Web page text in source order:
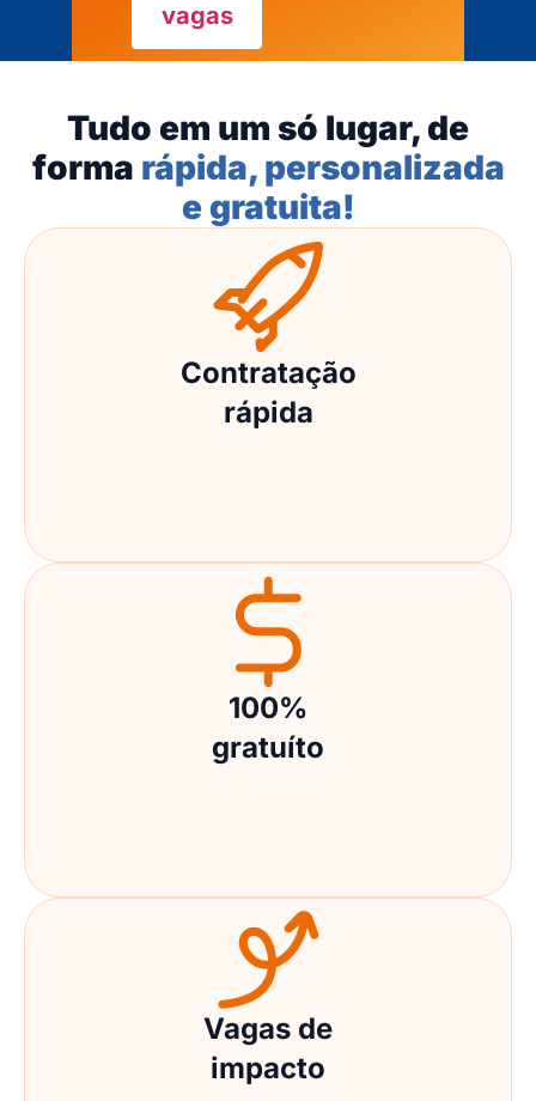
vagas
Tudo em um só lugar, de
forma rápida, personalizada
e gratuita!
Contratação
rápida
100%
gratuíto
Vagas de
impacto